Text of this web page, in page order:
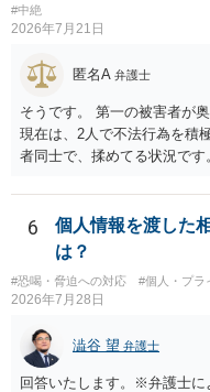
えます。 以上整理したとお
に伝えるのが良い対処法と思
#中絶
2026年7月21日
匿名A 弁護士
そうです。 第一の被害者が
現在は、2人で不法行為を積
者同士で、揉めてる状況で
というだけですから。
6
個人情報を渡した
は？
#恐喝・脅迫への対応 #個人・プラ
2026年7月28日
澁谷 望 弁護士
回答いたします。※弁護士